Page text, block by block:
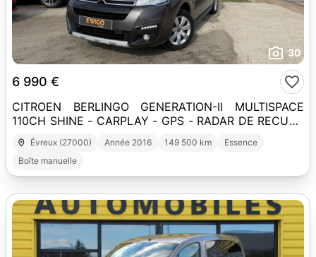
30
6 990 €
CITROEN BERLINGO GENERATION-II MULTISPACE
110CH SHINE - CARPLAY - GPS - RADAR DE RECUL -
CLIMATISATION
Évreux (27000) Année 2016 149 500 km
Essence
Boîte manuelle